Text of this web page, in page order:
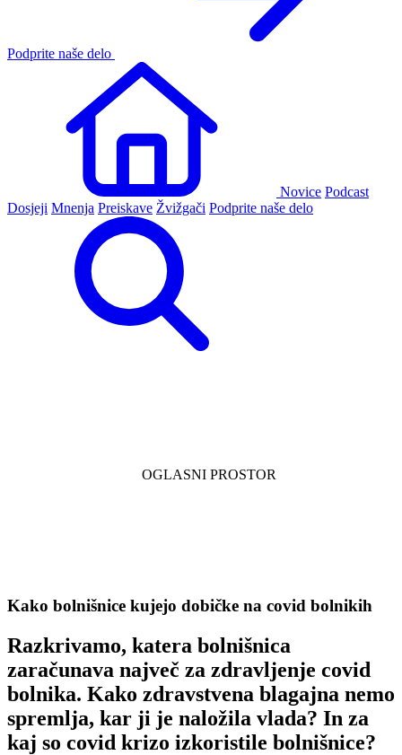
Podprite naše delo
Novice Podcast
Dosjeji Mnenja Preiskave Žvižgači Podprite naše delo
Kako bolnišnice kujejo dobičke na covid bolnikih
Razkrivamo, katera bolnišnica
zaračunava največ za zdravljenje covid
bolnika. Kako zdravstvena blagajna nemo
spremlja, kar ji je naložila vlada? In za
kaj so covid krizo izkoristile bolnišnice?